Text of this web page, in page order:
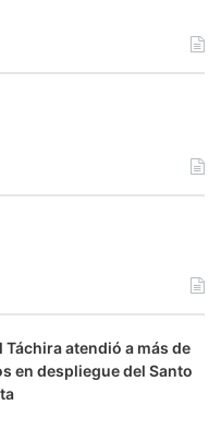
atendió a más de
en despliegue del Santo